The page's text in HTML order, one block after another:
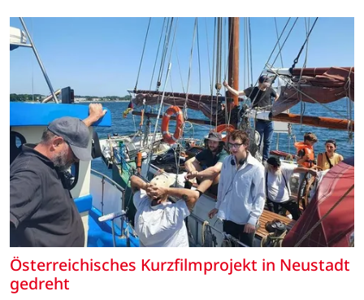
Österreichisches Kurzfilmprojekt in Neustadt
gedreht